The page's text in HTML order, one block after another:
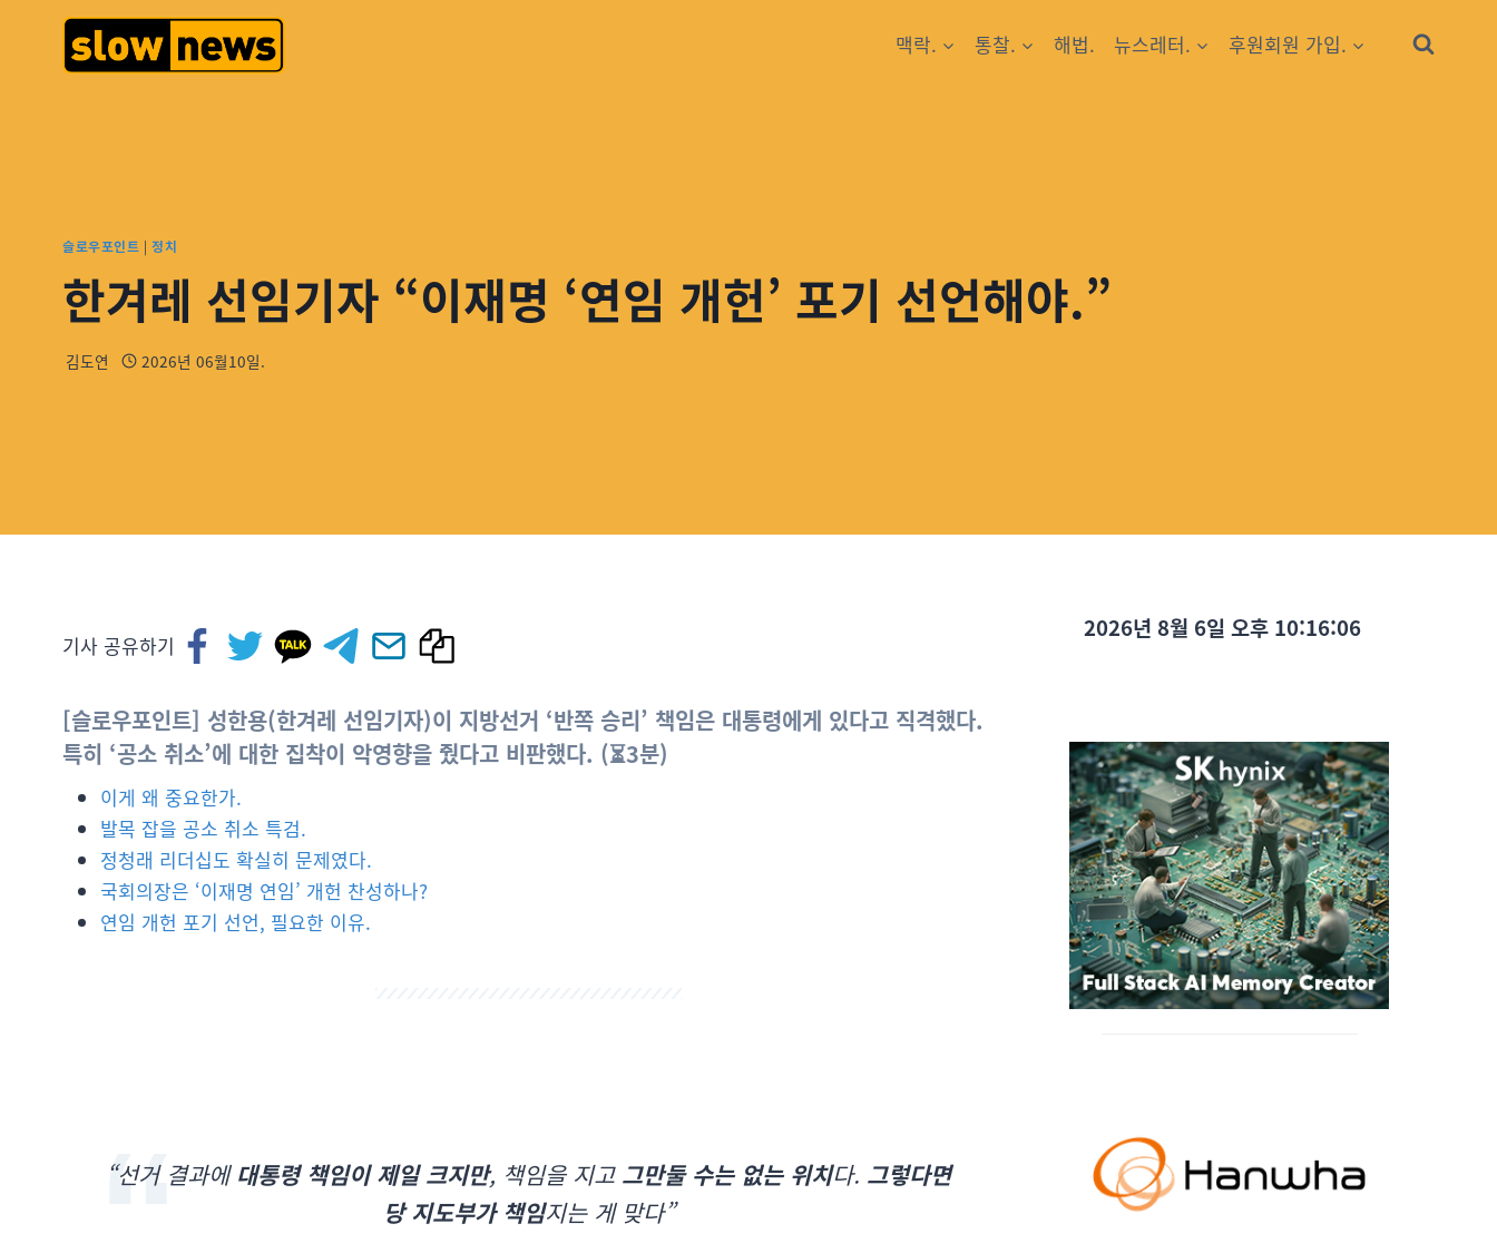
맥락. 통찰. 해법. 뉴스레터. 후원회원 가입.
슬로우포인트 |정치
한겨레 선임기자 “이재명 ‘연임 개헌’ 포기 선언해야.”
김도연 2026년 06월10일.
기사 공유하기
[슬로우포인트] 성한용(한겨레 선임기자)이 지방선거 ‘반쪽 승리’ 책임은 대통령에게 있다고 직격했다.
특히 ‘공소 취소’에 대한 집착이 악영향을 줬다고 비판했다. (⏳3분)
이게 왜 중요한가.
발목 잡을 공소 취소 특검.
정청래 리더십도 확실히 문제였다.
국회의장은 ‘이재명 연임’ 개헌 찬성하나?
연임 개헌 포기 선언, 필요한 이유.
“선거 결과에 대통령 책임이 제일 크지만, 책임을 지고 그만둘 수는 없는 위치다. 그렇다면
당 지도부가 책임지는 게 맞다”
2026년 8월 6일 오후 10:16:08